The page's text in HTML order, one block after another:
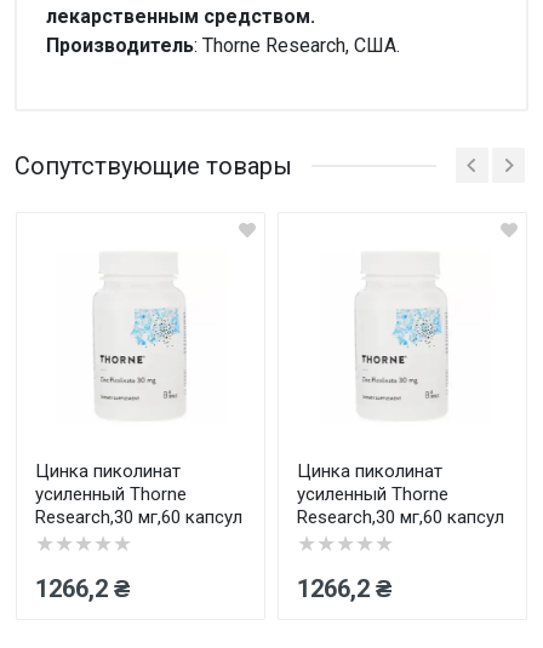
лекарственным средством.
Производитель: Thorne Research, США.
Написать отзыв
Оценка
Ваш отзыв
Сопутствующие товары
Цинка пиколинат
усиленный Thorne
Research,30 мг,60 капсул
★★★★★
1266,2 ₴
Цинка пиколинат
усиленный Thorne
Research,30 мг,60 капсул
★★★★★
1266,2 ₴